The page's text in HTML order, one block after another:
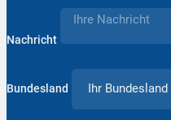
Nachricht
Bundesland